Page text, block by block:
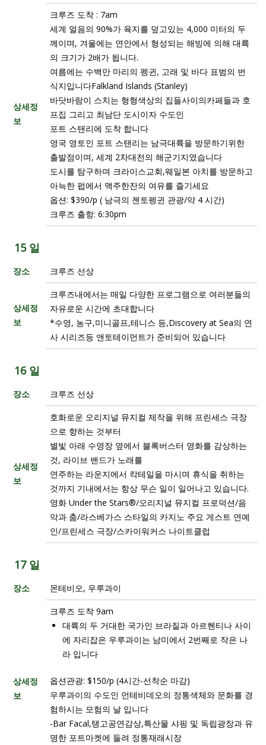
상세정
보
크루즈 도착 : 7am
세계 얼음의 90%가 육지를 덮고있는 4,000 미터의 두
께이며, 겨울에는 연안에서 형성되는 해빙에 의해 대륙
의 크기가 2배가 됩니다.
여름에는 수백만 마리의 펭귄, 고래 및 바다 표범의 번
식지입니다Falkland Islands (Stanley)
바닷바람이 스치는 형형색상의 집들사이의카페들과 호
프집 그리고 최남단 도시이자 수도인
포트 스탠리에 도착 합니다
영국 영토인 포트 스탠리는 남극대륙을 방문하기위한
출발점이며, 세계 2차대전의 해군기지였습니다
도시를 탐구하며 크라이스교회,웨일본 아치를 방문하고
아늑한 펍에서 맥주한잔의 여유를 즐기세요
옵션: $390/p ( 남극의 젠토펭귄 관광/약 4 시간)
크루즈 출항: 6:30pm
15 일
장소 크루즈 선상
상세정
보
크루즈내에서는 매일 다양한 프로그램으로 여러분들의
자유로운 시간에 초대합니다
*수영, 농구,미니골프,테니스 등,Discovery at Sea의 연
사 시리즈등 앤토테이먼트가 준비되어 있습니다
16 일
장소 크루즈 선상
상세정
보
호화로운 오리지널 뮤지컬 제작을 위해 프린세스 극장
으로 향하는 것부터
별빛 아래 수영장 옆에서 블록버스터 영화를 감상하는
것, 라이브 밴드가 노래를
연주하는 라운지에서 칵테일을 마시며 휴식을 취하는
것까지 기내에서는 항상 무슨 일이 일어나고 있습니다.
영화 Under the Stars®/오리지널 뮤지컬 프로덕션/음
악과 춤/라스베가스 스타일의 카지노 주요 게스트 연예
인/프린세스 극장/스카이워커스 나이트클럽
17 일
장소 몬테비오, 우루과이
상세정
보
크루즈 도착 9am
대륙의 두 거대한 국가인 브라질과 아르헨티나 사이
에 자리잡은 우루과이는 남미에서 2번째로 작은 나
라 입니다
옵션관광: $150/p (4시간-선착순 마감)
우루과이의 수도인 먼테비데오의 정통색체와 문화를 경
험하시는 모험의 날 입니다
-Bar Facal,탱고공연감상,특산물 샤핑 및 독립광장과 유
명한 포트마켓에 들려 정통재래시장